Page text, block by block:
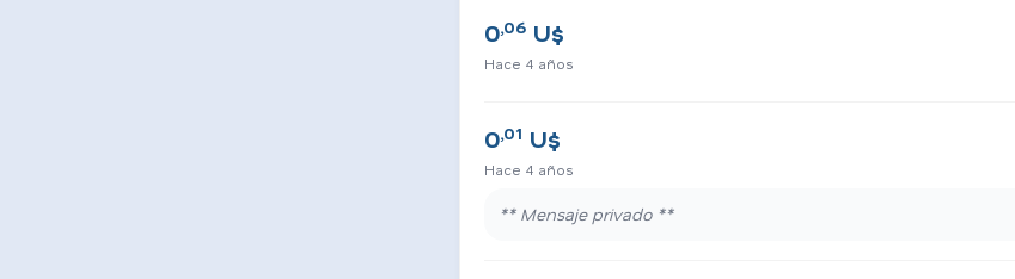
0,06 U$
Hace 4 años
0,01 U$
Hace 4 años
** Mensaje privado **